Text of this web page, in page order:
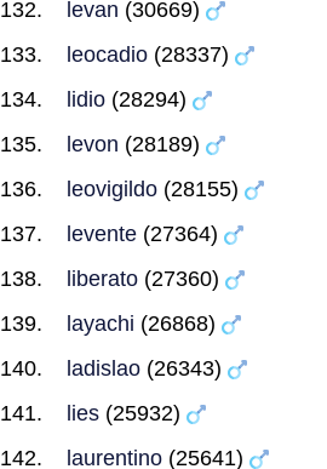
levan (30669)
leocadio (28337)
lidio (28294)
levon (28189)
leovigildo (28155)
levente (27364)
liberato (27360)
layachi (26868)
ladislao (26343)
lies (25932)
laurentino (25641)